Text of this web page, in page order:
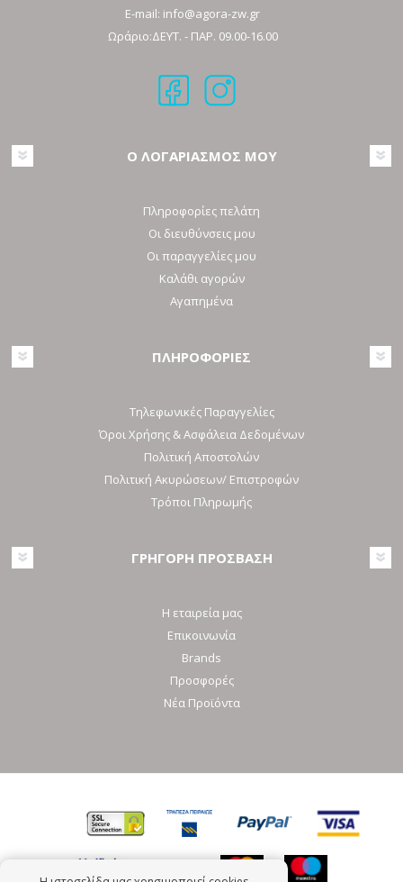
E-mail: info@agora-zw.gr
Ωράριο:ΔΕΥΤ. - ΠΑΡ. 09.00-16.00
Ο ΛΟΓΑΡΙΑΣΜΟΣ ΜΟΥ
Πληροφορίες πελάτη
Οι διευθύνσεις μου
Οι παραγγελίες μου
Καλάθι αγορών
Αγαπημένα
ΠΛΗΡΟΦΟΡΙΕΣ
Τηλεφωνικές Παραγγελίες
Όροι Χρήσης & Ασφάλεια Δεδομένων
Πολιτική Αποστολών
Πολιτική Ακυρώσεων/ Επιστροφών
Τρόποι Πληρωμής
ΓΡΗΓΟΡΗ ΠΡΟΣΒΑΣΗ
Η εταιρεία μας
Επικοινωνία
Brands
Προσφορές
Νέα Προϊόντα